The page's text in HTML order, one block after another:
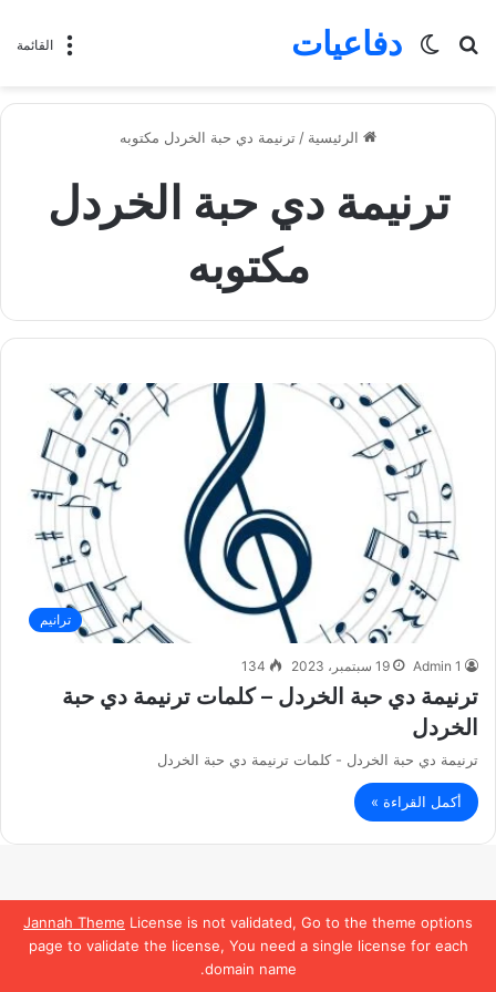
Jannah Theme License is not validated, Go to the theme options
page to validate the license, You need a single license for each
domain name.
القائمة دفاعيات
بحث
الوضع
الرئيسية / ترنيمة دي حبة الخردل مكتوبه
ترنيمة دي حبة الخردل
مكتوبه
ترانيم
Admin 1 19 سبتمبر، 2023 134
ترنيمة دي حبة الخردل – كلمات ترنيمة دي حبة
الخردل
ترنيمة دي حبة الخردل - كلمات ترنيمة دي حبة الخردل
أكمل القراءة »